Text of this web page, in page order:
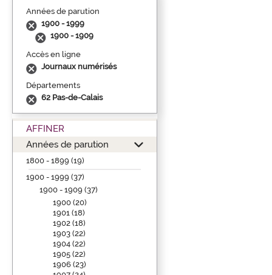
Années de parution
1900 - 1999
1900 - 1909
Accès en ligne
Journaux numérisés
Départements
62 Pas-de-Calais
AFFINER
Années de parution
1800 - 1899 (19)
1900 - 1999 (37)
1900 - 1909 (37)
1900 (20)
1901 (18)
1902 (18)
1903 (22)
1904 (22)
1905 (22)
1906 (23)